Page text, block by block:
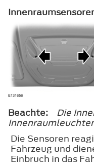
Beachte:
Die
Die Sensoren
Fahrzeug und
Einbruch in das